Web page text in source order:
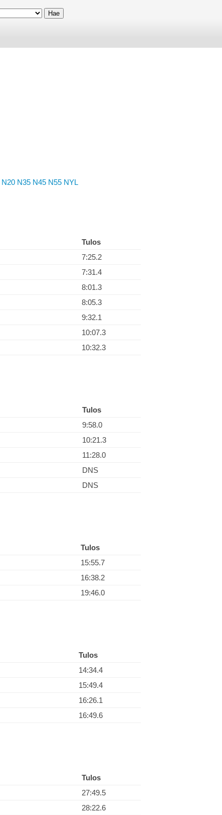
N20 N35 N45 N55 NYL
Tulos
7:25.2
7:31.4
8:01.3
8:05.3
9:32.1
10:07.3
10:32.3
Tulos
9:58.0
10:21.3
11:28.0
DNS
DNS
Tulos
15:55.7
16:38.2
19:46.0
Tulos
14:34.4
15:49.4
16:26.1
16:49.6
Tulos
27:49.5
28:22.6